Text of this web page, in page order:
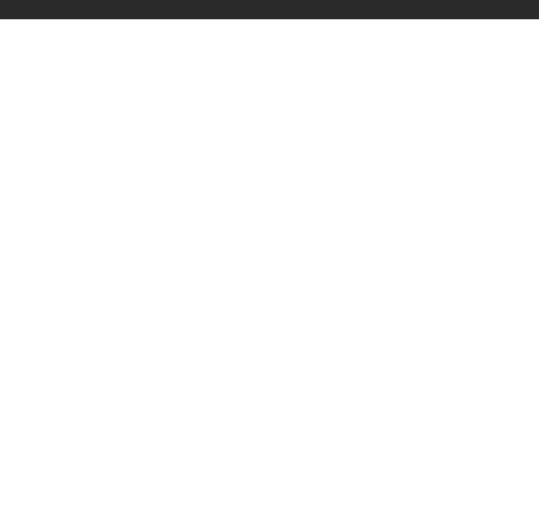
このコンテンツは掲載が終了しました | LINE占い